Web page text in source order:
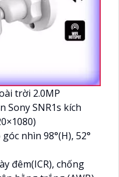
trời 2.0MP
Sony SNR1s kích
nhìn 98°(H), 52°
đêm(ICR), chống